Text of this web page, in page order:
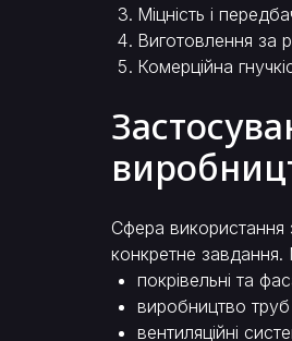
Міцність і
Виготовлення за
Комерційна
Сфера використання
конкретне
покрівельні та
виробництво труб
вентиляційні